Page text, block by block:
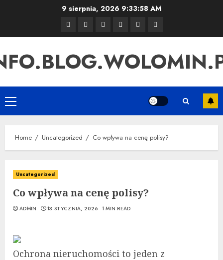
9 sierpnia, 2026 9:33:58 AM
Strona
główna
Sample
Page
Uncategorized
Instagram
Linki
SEO
Pozycjonowanie
Primary
Menu
Home Uncategorized Co wpływa na cenę polisy?
Uncategorized
Co wpływa na cenę polisy?
ADMIN 13 STYCZNIA, 2026 1 MIN READ
Ochrona nieruchomości to jeden z